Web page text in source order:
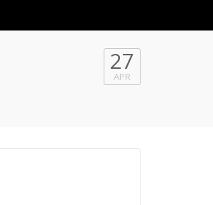
27
APR